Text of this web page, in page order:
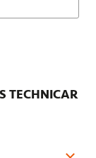
TECHNICAR